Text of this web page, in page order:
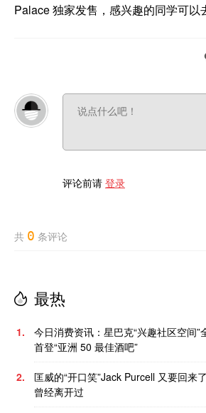
Palace 独家发售，感兴趣的同学可以
评论前请 登录
共 0 条评论
最热
1.
今日消费资讯：星巴克“兴趣社区空间
首登“亚洲 50 最佳酒吧”
2.
匡威的“开口笑”Jack Purcell 又要回来
曾经离开过